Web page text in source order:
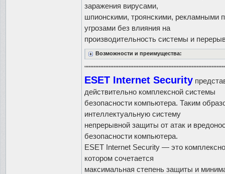
заражения вирусами,
шпионскими, троянскими, рекламными
угрозами без влияния на
производительность системы и
Возможности и преимущества:
ESET Internet Security
действительно комплексной системы
безопасности компьютера. Таким
интеллектуальную систему
непрерывной защиты от атак и
безопасности компьютера.
ESET Internet Security — это
котором сочетается
максимальная степень защиты и